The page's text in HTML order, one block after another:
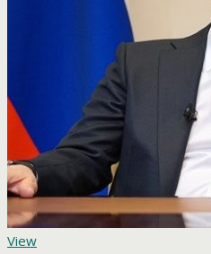
View